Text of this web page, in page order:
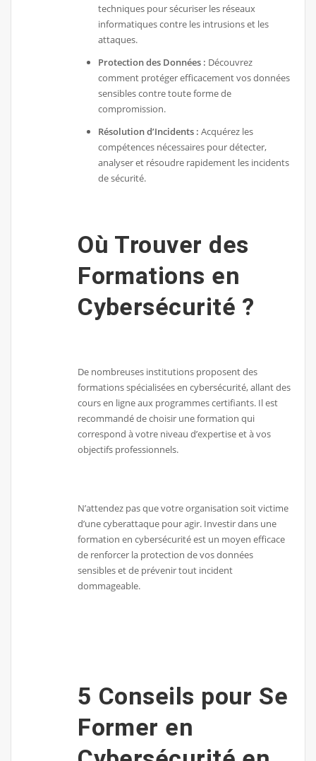
techniques pour sécuriser les réseaux
informatiques contre les intrusions et les
attaques.
Protection des Données : Découvrez
comment protéger efficacement vos données
sensibles contre toute forme de
compromission.
Résolution d’Incidents : Acquérez les
compétences nécessaires pour détecter,
analyser et résoudre rapidement les incidents
de sécurité.
Où Trouver des
Formations en
Cybersécurité ?
De nombreuses institutions proposent des
formations spécialisées en cybersécurité, allant des
cours en ligne aux programmes certifiants. Il est
recommandé de choisir une formation qui
correspond à votre niveau d’expertise et à vos
objectifs professionnels.
N’attendez pas que votre organisation soit victime
d’une cyberattaque pour agir. Investir dans une
formation en cybersécurité est un moyen efficace
de renforcer la protection de vos données
sensibles et de prévenir tout incident
dommageable.
5 Conseils pour Se
Former en